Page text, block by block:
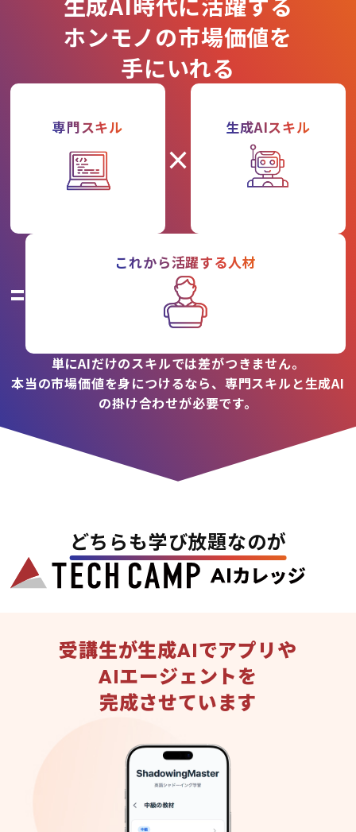
ホンモノの市場価値を
手にいれる
専門スキル
×
生成AIスキル
=
これから活躍する人材
単にAIだけのスキルでは差がつきません。
本当の市場価値を身につけるなら、専門スキルと生成AI
の掛け合わせが必要です。
どちらも学び放題なのが
受講生が生成AIでアプリや
AIエージェントを
完成させています